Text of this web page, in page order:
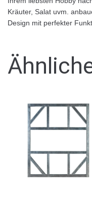
Kräuter, Salat uvm.
Design mit perfekter